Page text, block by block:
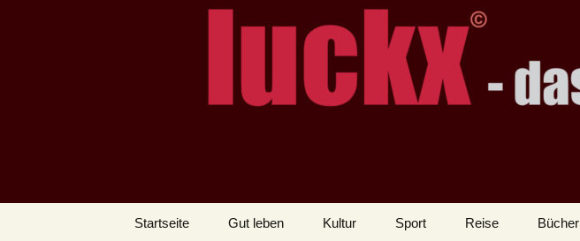
LUCKX
– das Magazin
Startseite Gut leben Kultur Sport Reise Bücher